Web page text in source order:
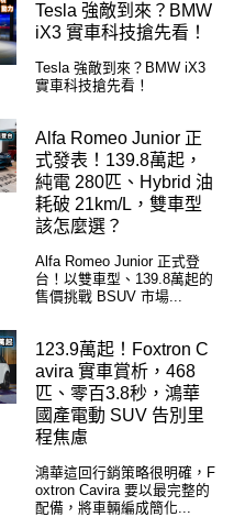
Tesla 強敵到來？BMW
iX3 實車科技搶先看！
Tesla 強敵到來？BMW iX3
實車科技搶先看！
Alfa Romeo Junior 正
式發表！139.8萬起，
純電 280匹、Hybrid 油
耗破 21km/L，雙車型
該怎麼選？
Alfa Romeo Junior 正式登
台！以雙車型、139.8萬起的
售價挑戰 BSUV 市場...
123.9萬起！Foxtron C
avira 實車賞析，468
匹、零百3.8秒，鴻華
國產電動 SUV 告別里
程焦慮
鴻華這回行銷策略很明確，F
oxtron Cavira 要以最完整的
配備，將車輛編成簡化...